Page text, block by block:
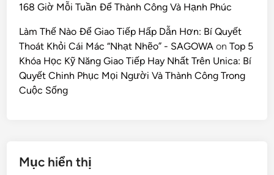
168 Giờ Mỗi Tuần Để Thành Công Và Hạnh Phúc
Làm Thế Nào Để Giao Tiếp Hấp Dẫn Hơn: Bí Quyết
Thoát Khỏi Cái Mác “Nhạt Nhẽo” - SAGOWA onTop 5
Khóa Học Kỹ Năng Giao Tiếp Hay Nhất Trên Unica: Bí
Quyết Chinh Phục Mọi Người Và Thành Công Trong
Cuộc Sống
Mục hiển thị